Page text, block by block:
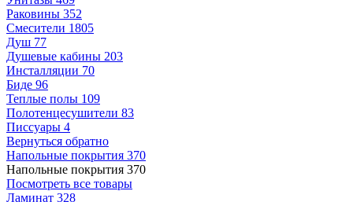
Раковины 352
Смесители 1805
Душ 77
Душевые кабины 203
Инсталляции 70
Биде 96
Теплые полы 109
Полотенцесушители 83
Писсуары 4
Вернуться обратно
Напольные покрытия 370
Напольные покрытия 370
Посмотреть все товары
Ламинат 328